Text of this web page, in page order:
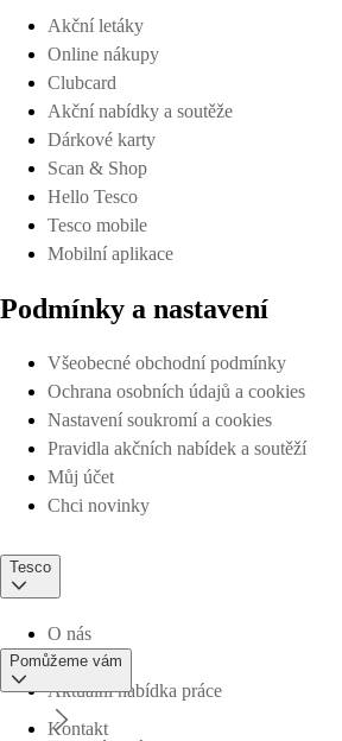
Akční letáky
Online nákupy
Clubcard
Akční nabídky a soutěže
Dárkové karty
Scan & Shop
Hello Tesco
Tesco mobile
Mobilní aplikace
Podmínky a nastavení
Všeobecné obchodní podmínky
Ochrana osobních údajů a cookies
Nastavení soukromí a cookies
Pravidla akčních nabídek a soutěží
Můj účet
Chci novinky
Tesco
O nás
Aktuální nabídka práce
Pomůžeme vám
Kontakt